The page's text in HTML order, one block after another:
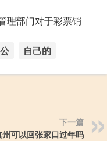
理部门对于彩票销
自己的
下一篇
州可以回张家口过年吗